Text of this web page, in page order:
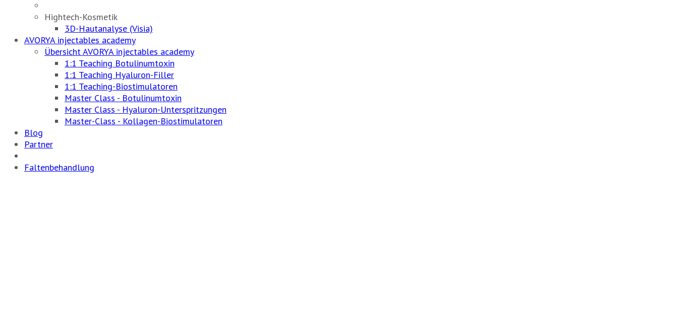
Hightech-Kosmetik
3D-Hautanalyse (Visia)
AVORYA injectables academy
Übersicht AVORYA injectables academy
1:1 Teaching Botulinumtoxin
1:1 Teaching Hyaluron-Filler
1:1 Teaching-Biostimulatoren
Master Class - Botulinumtoxin
Master Class - Hyaluron-Unterspritzungen
Master-Class - Kollagen-Biostimulatoren
Blog
Partner
Faltenbehandlung